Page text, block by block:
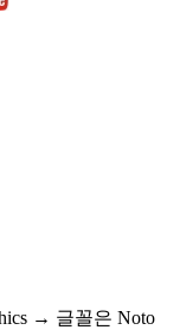
→ 글꼴은 Noto